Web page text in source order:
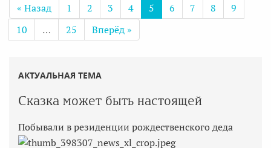
« Назад 1 2 3 4 5 6 7 8
9
10
… 25 Вперёд »
АКТУАЛЬНАЯ ТЕМА
Сказка может быть настоящей
Побывали в резиденции рождественского деда